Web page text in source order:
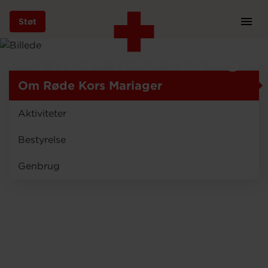
Gå
hovedindhold
Støt
Bliv frivillig
Om Røde Kors Mariager
Om Røde Kors Mariager
Aktiviteter
Bestyrelse
Genbrug